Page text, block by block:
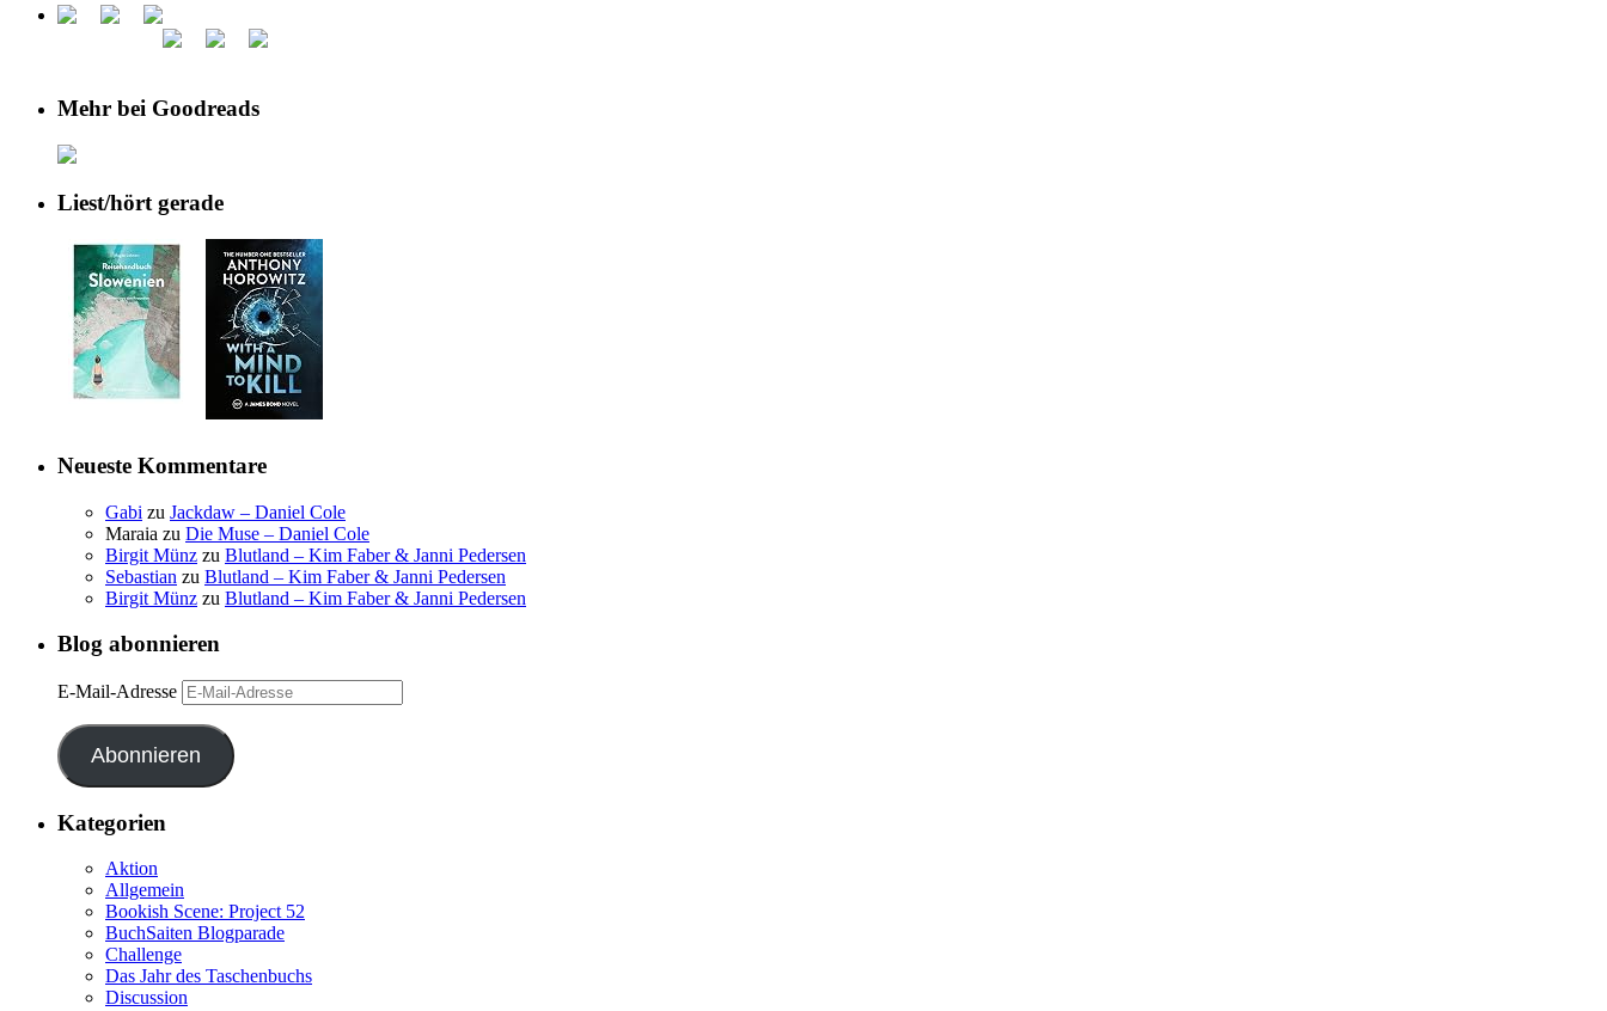
Mehr bei Goodreads
Liest/hört gerade
Neueste Kommentare
Gabi zu Jackdaw – Daniel Cole
Maraia zu Die Muse – Daniel Cole
Birgit Münz zu Blutland – Kim Faber & Janni Pedersen
Sebastian zu Blutland – Kim Faber & Janni Pedersen
Birgit Münz zu Blutland – Kim Faber & Janni Pedersen
Blog abonnieren
E-Mail-Adresse
Abonnieren
Kategorien
Aktion
Allgemein
Bookish Scene: Project 52
BuchSaiten Blogparade
Challenge
Das Jahr des Taschenbuchs
Discussion